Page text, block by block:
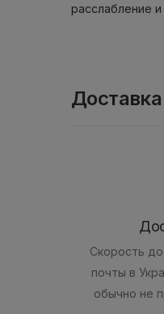
расслабление
Скорость
почты в
обычно не